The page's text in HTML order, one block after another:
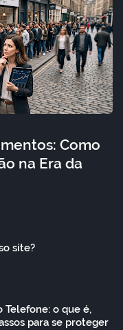
Como
na Era da
site?
o que é,
para se proteger